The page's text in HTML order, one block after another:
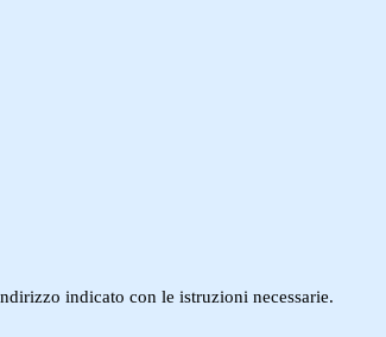
indicato con le istruzioni necessarie.